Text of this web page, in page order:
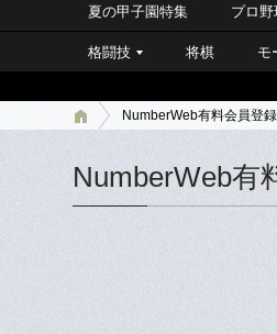
夏の甲子園特集 プロ野
格闘技 将棋 モ
NumberWeb有料会員登
NumberWeb有